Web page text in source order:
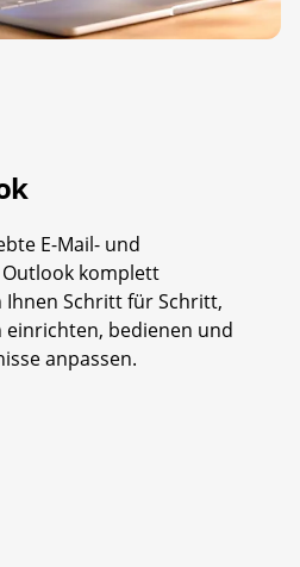
E-Mail- und
komplett
Schritt für Schritt,
einrichten, bedienen und
anpassen.